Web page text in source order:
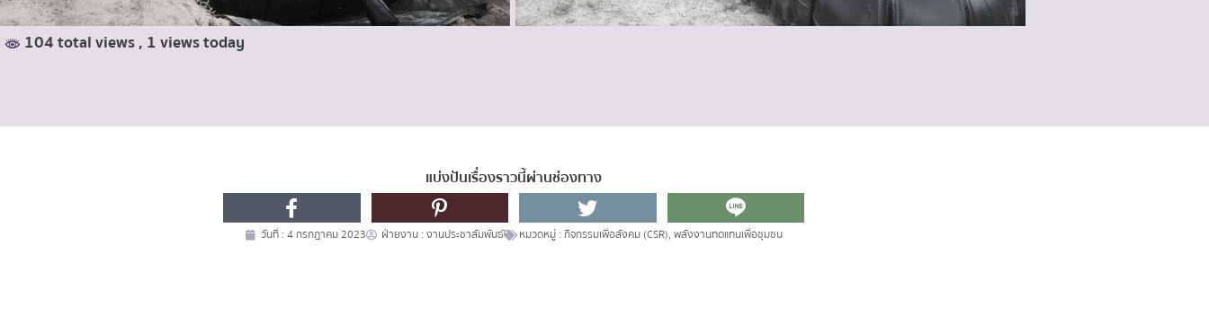
104 total views, 1 views today
แบ่งปันเรื่องราวนี้ผ่านช่องทาง
วันที่ : 4 กรกฎาคม 2023 ฝ่ายงาน : งานประชาสัมพันธ์ หมวดหมู่ : กิจกรรมเพื่อสังคม (CSR), พลังงานทดแทนเพื่อชุมชน